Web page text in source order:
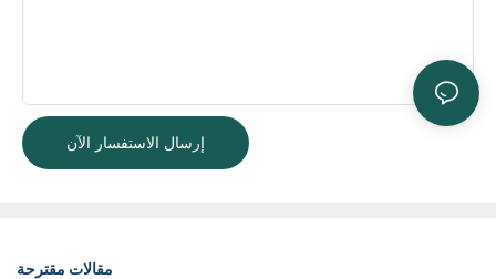
إرسال الاستفسار الآن
مقالات مقترحة